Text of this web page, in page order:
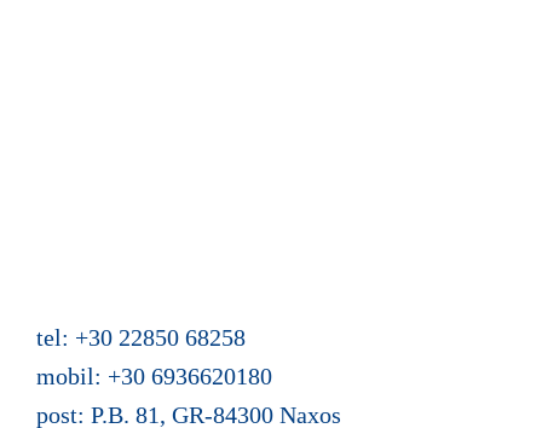
tel: +30 22850 68258
mobil: +30 6936620180
post: P.B. 81, GR-84300 Naxos